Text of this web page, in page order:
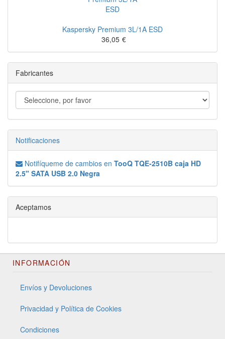
Kaspersky Premium 3L/1A ESD
36,05 €
Fabricantes
Notificaciones
Notifíqueme de cambios en TooQ TQE-2510B caja HD
2.5" SATA USB 2.0 Negra
Aceptamos
INFORMACIÓN
Envíos y Devoluciones
Privacidad y Política de Cookies
Condiciones